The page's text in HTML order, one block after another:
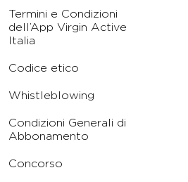
Termini e Condizioni
dell’App Virgin Active
Italia
Codice etico
Whistleblowing
Condizioni Generali di
Abbonamento
Concorso